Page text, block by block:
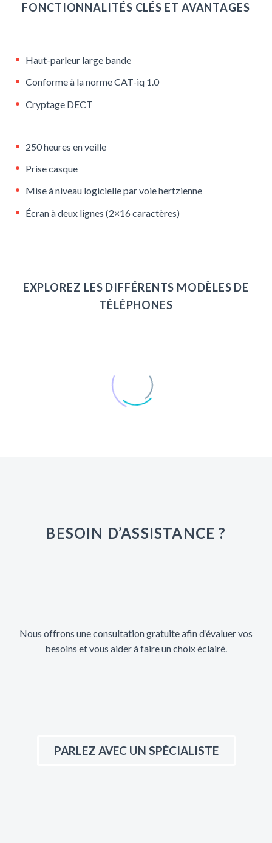
FONCTIONNALITÉS CLÉS ET AVANTAGES
Haut-parleur large bande
Conforme à la norme CAT-iq 1.0
Cryptage DECT
250 heures en veille
Prise casque
Mise à niveau logicielle par voie hertzienne
Écran à deux lignes (2×16 caractères)
EXPLOREZ LES DIFFÉRENTS MODÈLES DE
TÉLÉPHONES
BESOIN D’ASSISTANCE ?
Nous offrons une consultation gratuite afin d’évaluer vos
besoins et vous aider à faire un choix éclairé.
PARLEZ AVEC UN SPÉCIALISTE